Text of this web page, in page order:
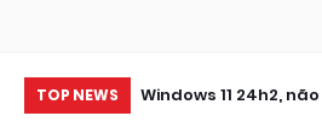
TOP NEWS
IMPRESSORA
Windows 11 24h2,